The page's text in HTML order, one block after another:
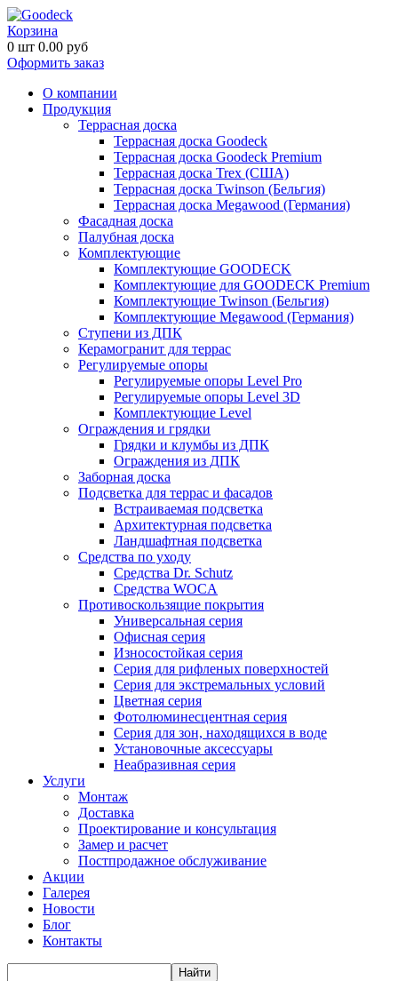
Корзина
0 шт 0.00 руб
Оформить заказ
О компании
Продукция
Террасная доска
Террасная доска Goodeck
Террасная доска Goodeck Premium
Террасная доска Trex (США)
Террасная доска Twinson (Бельгия)
Террасная доска Megawood (Германия)
Фасадная доска
Палубная доска
Комплектующие
Комплектующие GOODECK
Комплектующие для GOODECK Premium
Комплектующие Twinson (Бельгия)
Комплектующие Megawood (Германия)
Ступени из ДПК
Керамогранит для террас
Регулируемые опоры
Регулируемые опоры Level Pro
Регулируемые опоры Level 3D
Комплектующие Level
Ограждения и грядки
Грядки и клумбы из ДПК
Ограждения из ДПК
Заборная доска
Подсветка для террас и фасадов
Встраиваемая подсветка
Архитектурная подсветка
Ландшафтная подсветка
Средства по уходу
Средства Dr. Schutz
Средства WOCA
Противоскользящие покрытия
Универсальная серия
Офисная серия
Износостойкая серия
Серия для рифленых поверхностей
Серия для экстремальных условий
Цветная серия
Фотолюминесцентная серия
Серия для зон, находящихся в воде
Установочные аксессуары
Неабразивная серия
Услуги
Монтаж
Доставка
Проектирование и консультация
Замер и расчет
Постпродажное обслуживание
Акции
Галерея
Новости
Блог
Контакты